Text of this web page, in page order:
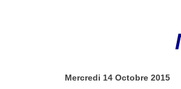
Mercredi 14 Octobre 2015